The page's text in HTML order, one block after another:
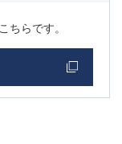
ちらです。